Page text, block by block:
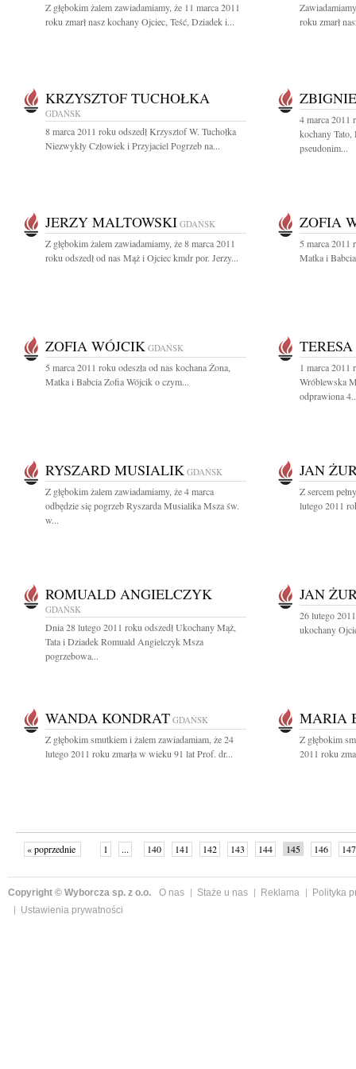
Z głębokim żalem zawiadamiamy, że 11 marca 2011
roku zmarł nasz kochany Ojciec, Teść, Dziadek i...
roku zmarł
KRZYSZTOF TUCHOŁKA
GDAŃSK
8 marca 2011 roku odszedł Krzysztof W. Tuchołka
Niezwykły Człowiek i Przyjaciel Pogrzeb na...
4 marca 2011
kochany
pseudonim...
JERZY MALTOWSKI GDAŃSK
Z głębokim żalem zawiadamiamy, że 8 marca 2011
roku odszedł od nas Mąż i Ojciec kmdr por. Jerzy...
ZOFIA
5 marca 2011
Matka i
ZOFIA WÓJCIK GDAŃSK
5 marca 2011 roku odeszła od nas kochana Żona,
Matka i Babcia Zofia Wójcik o czym...
1 marca 2011
Wróblewska
odprawiona
RYSZARD MUSIALIK GDAŃSK
Z głębokim żalem zawiadamiamy, że 4 marca
odbędzie się pogrzeb Ryszarda Musialika Msza św.
w...
JAN
Z sercem
lutego 2011
ROMUALD ANGIELCZYK
GDAŃSK
Dnia 28 lutego 2011 roku odszedł Ukochany Mąż,
Tata i Dziadek Romuald Angielczyk Msza
pogrzebowa...
JAN
26 lutego
ukochany
WANDA KONDRAT GDAŃSK
Z głębokim smutkiem i żalem zawiadamiam, że 24
lutego 2011 roku zmarła w wieku 91 lat Prof. dr...
MARIA
Z głębokim
2011 roku
« poprzednie 1 ... 140 141 142 143 144 145 146
147
Copyright © Wyborcza sp. z o.o. O nas Staże u nas Reklama
Polityka
Ustawienia prywatności